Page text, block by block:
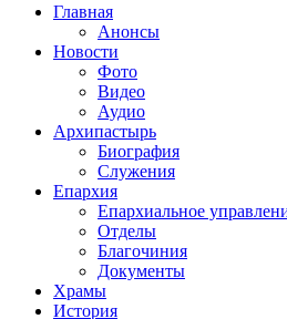
Главная
Анонсы
Новости
Фото
Видео
Аудио
Архипастырь
Биография
Служения
Епархия
Епархиальное
Отделы
Благочиния
Документы
Храмы
История